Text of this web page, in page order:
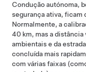
Condução autónoma,
segurança ativa, ficam
Normalmente, a
40 km, mas a
ambientais e da
concluída mais
com várias faixas